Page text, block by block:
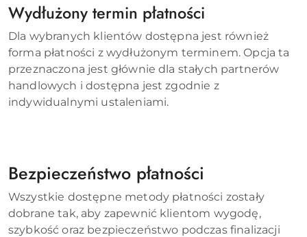
Wydłużony termin płatności
Dla wybranych klientów dostępna jest również
forma płatności z wydłużonym terminem. Opcja ta
przeznaczona jest głównie dla stałych partnerów
handlowych i dostępna jest zgodnie z
indywidualnymi ustaleniami.
Bezpieczeństwo płatności
Wszystkie dostępne metody płatności zostały
dobrane tak, aby zapewnić klientom wygodę,
szybkość oraz bezpieczeństwo podczas finalizacji